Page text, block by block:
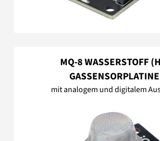
MQ-8 WASSERSTOFF
GASSENSORPLATINE
mit analogem und digitalem